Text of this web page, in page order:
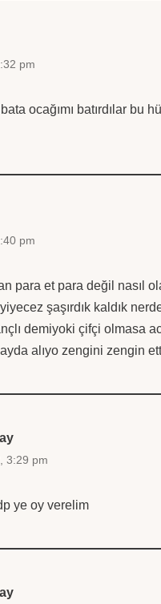
pm
ocağımı batırdılar bu
pm
para et para değil nasıl
şaşırdık kaldık
demiyoki çifçi olmasa
ayda alıyo zengini zengin
3:29 pm
ye oy verelim